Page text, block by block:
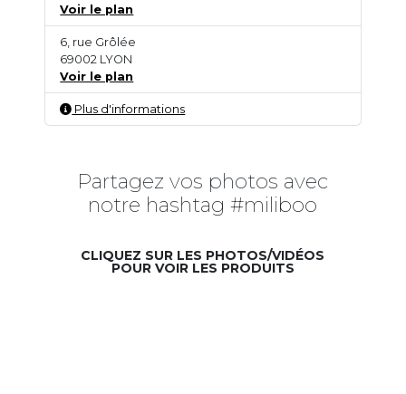
Voir le plan
6, rue Grôlée
69002 LYON
Voir le plan
Plus d'informations
Partagez vos photos avec
notre hashtag #miliboo
CLIQUEZ SUR LES PHOTOS/VIDÉOS
POUR VOIR LES PRODUITS